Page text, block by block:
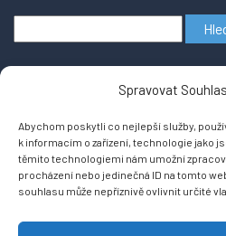
Spravovat
Abychom poskytli co nejlepší služby,
k informacím o zařízení, technologie jako
těmito technologiemi nám umožní
procházení nebo jedinečná ID na tomto
souhlasu může nepříznivě ovlivnit určité
Copyright © 2026Projekt